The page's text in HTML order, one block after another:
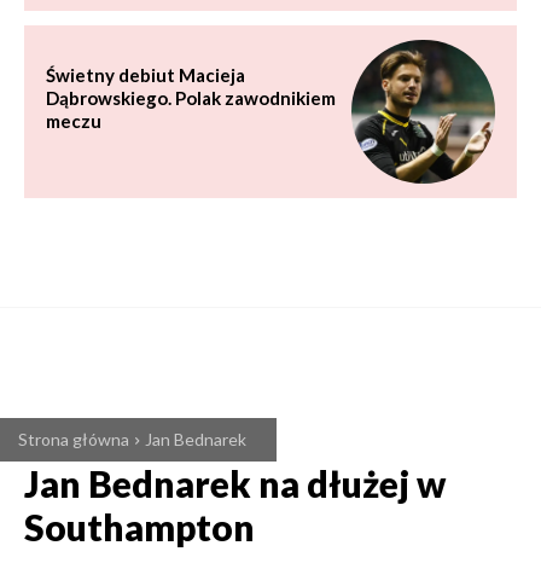
Świetny debiut Macieja
Dąbrowskiego. Polak zawodnikiem
meczu